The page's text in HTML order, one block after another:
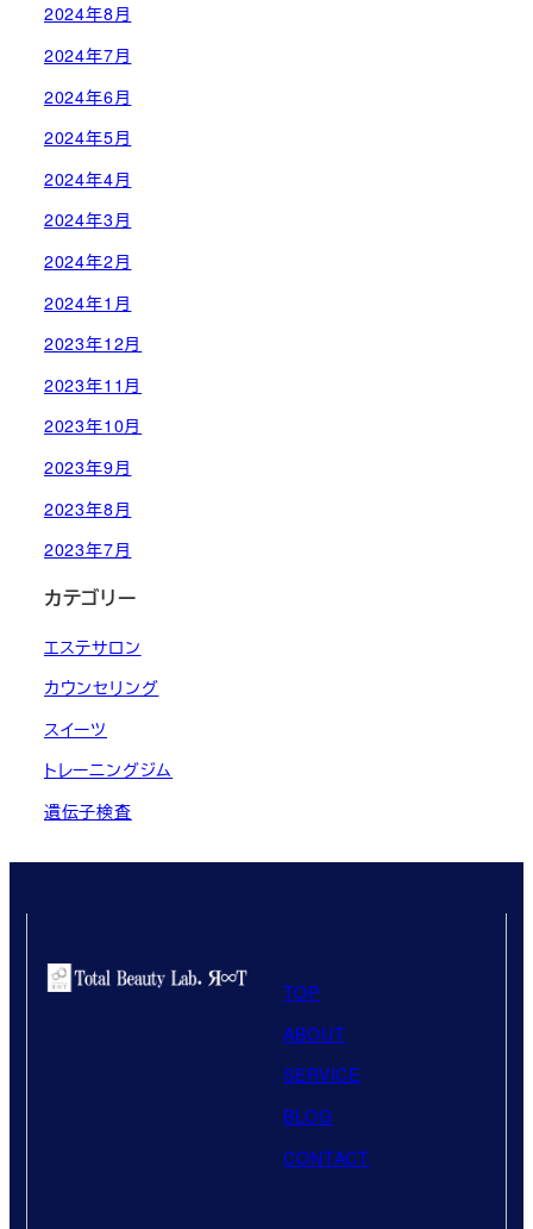
2024年8月
2024年7月
2024年6月
2024年5月
2024年4月
2024年3月
2024年2月
2024年1月
2023年12月
2023年11月
2023年10月
2023年9月
2023年8月
2023年7月
カテゴリー
エステサロン
カウンセリング
スイーツ
トレーニングジム
遺伝子検査
TOP
ABOUT
SERVICE
BLOG
CONTACT